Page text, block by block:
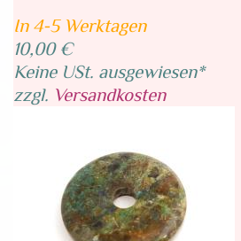
In 4-5 Werktagen
10,00 €
Keine USt. ausgewiesen*
zzgl. Versandkosten